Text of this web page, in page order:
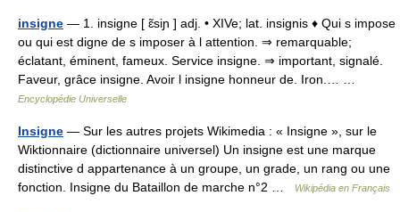
insigne — 1. insigne [ ɛ̃siɲ ] adj. • XIVe; lat. insignis ♦ Qui s impose
ou qui est digne de s imposer à l attention. ⇒ remarquable;
éclatant, éminent, fameux. Service insigne. ⇒ important, signalé.
Faveur, grâce insigne. Avoir l insigne honneur de. Iron.… …
Encyclopédie Universelle
Insigne — Sur les autres projets Wikimedia : « Insigne », sur le
Wiktionnaire (dictionnaire universel) Un insigne est une marque
distinctive d appartenance à un groupe, un grade, un rang ou une
fonction. Insigne du Bataillon de marche n°2 …
Wikipédia en Français